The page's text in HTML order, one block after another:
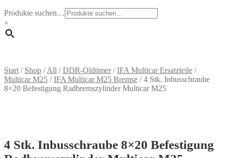
Produkte suchen…
×
Start / Shop /All /DDR-Oldtimer/IFA Multicar Ersatzteile /
Multicar M25 /IFA Multicar M25 Bremse /4 Stk. Inbusschraube
8×20 Befestigung Radbremszylinder Multicar M25
4 Stk. Inbusschraube 8×20 Befestigung